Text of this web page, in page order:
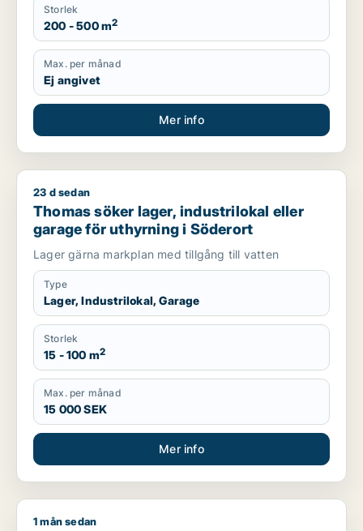
Storlek
200 - 500 m2
Max. per månad
Ej angivet
Mer info
Thomas söker lager, industrilokal eller garage för uthyrning
23 d sedan
Thomas söker lager, industrilokal eller
garage för uthyrning i Söderort
Lager gärna markplan med tillgång till vatten
Type
Lager, Industrilokal, Garage
Storlek
15 - 100 m2
Max. per månad
15 000 SEK
Mer info
Christogfe söker lager, industrilokal, restauranglokal eller
1 mån sedan